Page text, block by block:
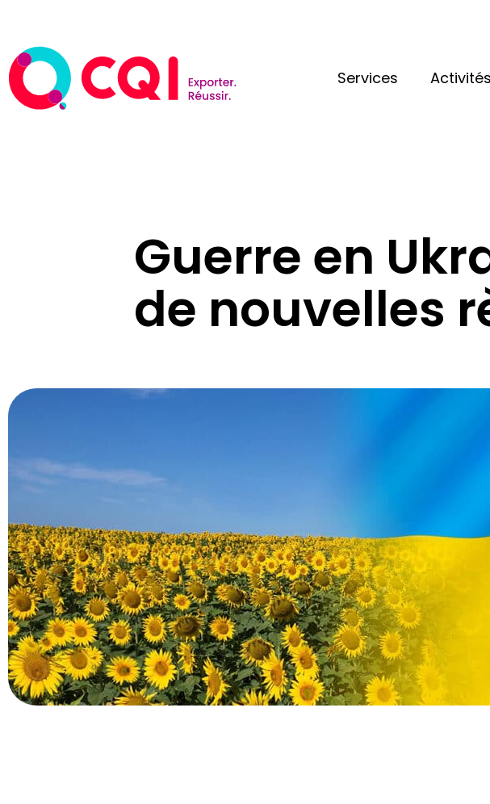
Services Activités
Guerre en
de nouvelles